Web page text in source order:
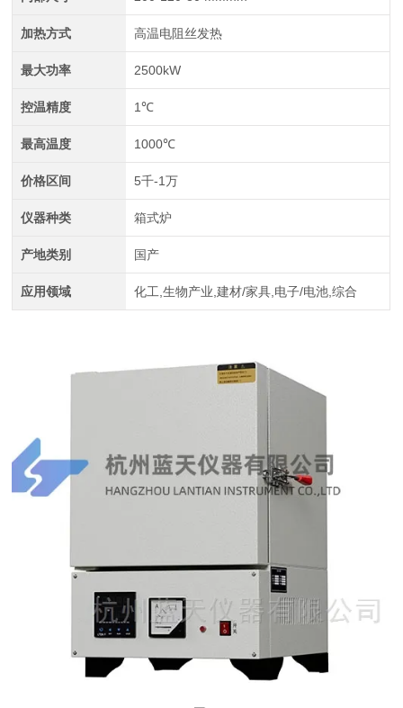
加热方式 高温电阻丝发热
最大功率 2500kW
控温精度 1℃
最高温度 1000℃
价格区间 5千-1万
仪器种类 箱式炉
产地类别 国产
应用领域 化工,生物产业,建材/家具,电子/电池,综合